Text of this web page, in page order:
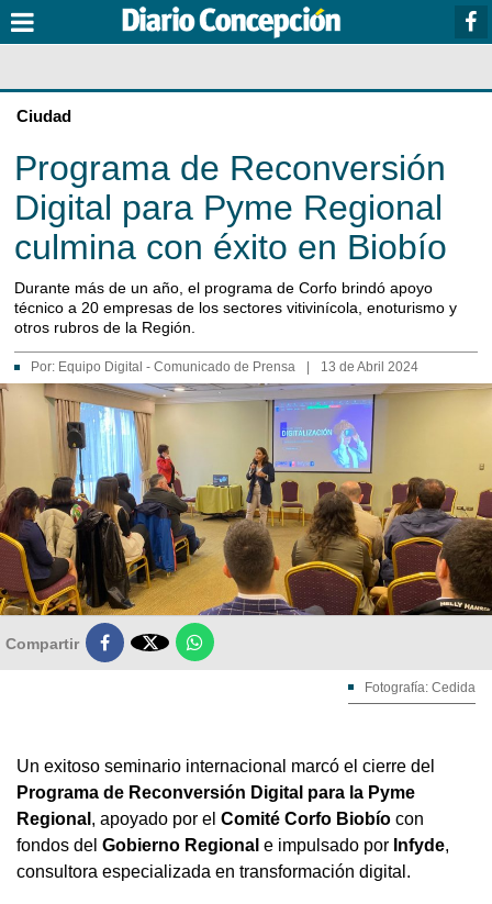
Ciudad
Programa de Reconversión
Digital para Pyme Regional
culmina con éxito en Biobío
Durante más de un año, el programa de Corfo brindó apoyo
técnico a 20 empresas de los sectores vitivinícola, enoturismo y
otros rubros de la Región.
Por: Equipo Digital - Comunicado de Prensa 13 de Abril 2024
Compartir 
Fotografía: Cedida
Un exitoso seminario internacional marcó el cierre del
Programa de Reconversión Digital para la Pyme
Regional , apoyado por el Comité Corfo Biobío con
fondos del Gobierno Regional e impulsado por Infyde,
consultora especializada en transformación digital.